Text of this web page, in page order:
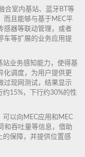
合室内基站、蓝牙BT等
而且能够与基于MEC平
感器等联动管理，或者
车等扩展的业务应用提
站业务感知能力，使得基
化调度，为用户提供更
过现网测试，结果显示
15%，下行约30%的性
可以向MEC应用和MEC
和吞吐量等信息，借助
的保障，并提供位置感